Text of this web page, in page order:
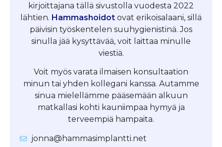
kirjoittajana tällä sivustolla vuodesta 2022
lähtien. Hammashoidot ovat erikoisalaani, sillä
päivisin työskentelen suuhygienistinä. Jos
sinulla jää kysyttävää, voit laittaa minulle
viestiä.
Voit myös varata ilmaisen konsultaation
minun tai yhden kollegani kanssa. Autamme
sinua mielellämme pääsemään alkuun
matkallasi kohti kauniimpaa hymyä ja
terveempiä hampaita.
jonna@hammasimplantti.net